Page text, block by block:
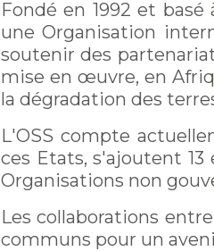
Fondé en 1992 et
une Organisation
soutenir des
mise en œuvre, en
la dégradation des
L'OSS compte
ces Etats, s'ajoutent
Organisations non
Les collaborations
communs pour un